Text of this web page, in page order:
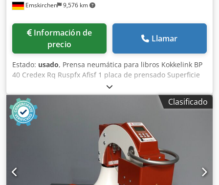
Emskirchen 9,576 km
Información de
precio
Llamar
Estado: usado, Prensa neumática para libros Kokkelink BP
40 Credex Rq Ruspfx Afisf 1 placa de prensado Superficie
de prensado: máx. 400 x 400 mm Altura de prensado: máx.
350 mm Altura de prensado ajustable sin escalonamientos
Peso: 250 kg Inspección por vídeo online a través de
WhatsApp, MS Zoom o Telegram En stock en
Emskirchen/Núremberg – Disponible inmediatamente – Se
Clasificado